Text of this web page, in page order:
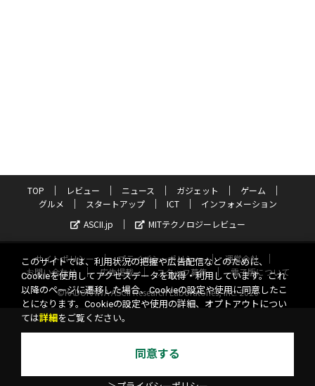
TOP レビュー ニュース ガジェット
ゲーム
グルメ
スタートアップ ICT
インフォメーション
ASCII.jp
MITテクノロジーレビュー
サイトポリシー プライバシーポリシー
運営会社
お問い合わせ
広告掲載 スタッフ募集
電子版について
©KADOKAWA ASCII Research Laboratories, Inc. 2026
このサイトでは、利用状況の把握や広告配信などのために、
Cookieを使用してアクセスデータを取得・利用しています。これ
以降のページに遷移した場合、Cookieの設定や使用に同意したこ
とになります。Cookieの設定や使用の詳細、オプトアウトについ
ては詳細 をご覧ください。
同意する